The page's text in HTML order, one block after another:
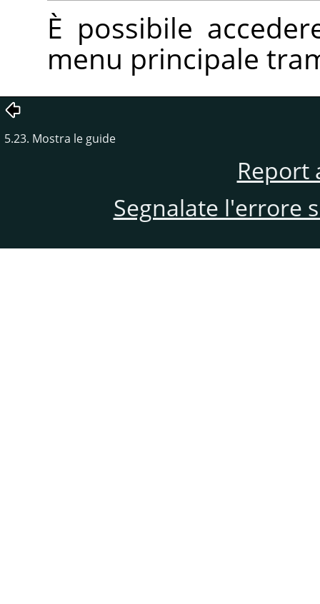
È possibile
menu principale
5.23. Mostra le guide
Report
Segnalate l'errore